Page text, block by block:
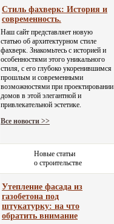
Стиль фахверк: История и
современность.
Наш сайт представляет новую
статью об архитектурном стиле
фахверк. Знакомьтесь с историей и
особенностями этого уникального
стиля, с его глубоко укоренившимся
прошлым и современными
возможностями при проектировании
домов в этой элегантной и
привлекательной эстетике.
Все новости >>
Новые статьи
о строительстве
Утепление фасада из
газобетона под
штукатурку: на что
обратить внимание